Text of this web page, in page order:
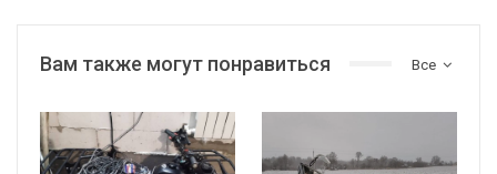
Все
Вам также могут понравиться